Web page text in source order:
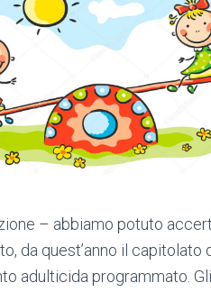
– abbiamo potuto
da quest’anno il
adulticida programmato.